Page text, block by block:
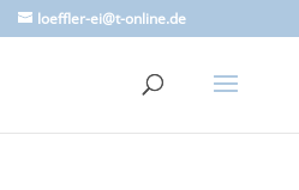
loeffler-ei@t-online.de